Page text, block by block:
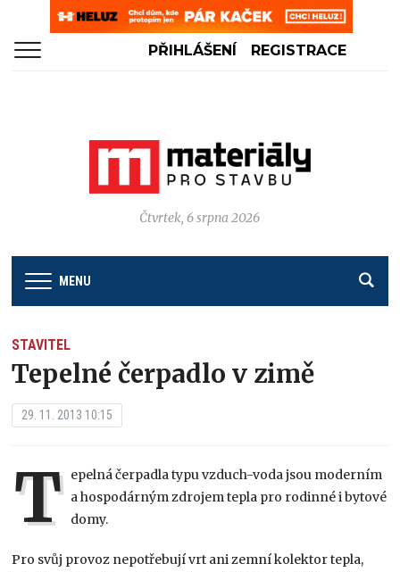
PŘIHLÁŠENÍ REGISTRACE
Čtvrtek, 6 srpna 2026
MENU
STAVITEL
Tepelné čerpadlo v zimě
29. 11. 2013 10:15
T epelná čerpadla typu vzduch-voda jsou moderním
a hospodárným zdrojem tepla pro rodinné i bytové
domy.
Pro svůj provoz nepotřebují vrt ani zemní kolektor tepla,